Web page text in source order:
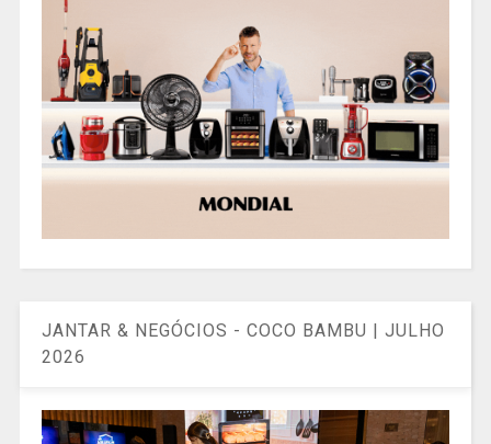
JANTAR & NEGÓCIOS - COCO BAMBU | JULHO
2026